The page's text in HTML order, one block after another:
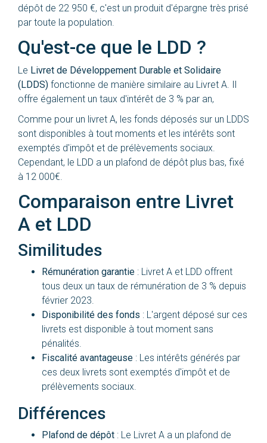
dépôt de 22 950 €, c'est un produit d'épargne très prisé
par toute la population.
Qu'est-ce que le LDD ?
Le Livret de Développement Durable et Solidaire
(LDDS) fonctionne de manière similaire au Livret A. Il
offre également un taux d'intérêt de 3 % par an,
Comme pour un livret A, les fonds déposés sur un LDDS
sont disponibles à tout moments et les intérêts sont
exemptés d'impôt et de prélèvements sociaux.
Cependant, le LDD a un plafond de dépôt plus bas, fixé
à 12 000€.
Comparaison entre Livret
A et LDD
Similitudes
Rémunération garantie : Livret A et LDD offrent
tous deux un taux de rémunération de 3 % depuis
février 2023.
Disponibilité des fonds : L'argent déposé sur ces
livrets est disponible à tout moment sans
pénalités.
Fiscalité avantageuse : Les intérêts générés par
ces deux livrets sont exemptés d'impôt et de
prélèvements sociaux.
Différences
Plafond de dépôt : Le Livret A a un plafond de